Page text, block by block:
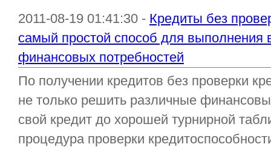
2011-08-19 01:41:30 - Кредиты без
самый простой способ для
финансовых потребностей
По получении кредитов без проверки
не только решить различные
свой кредит до хорошей турнирной
процедура проверки